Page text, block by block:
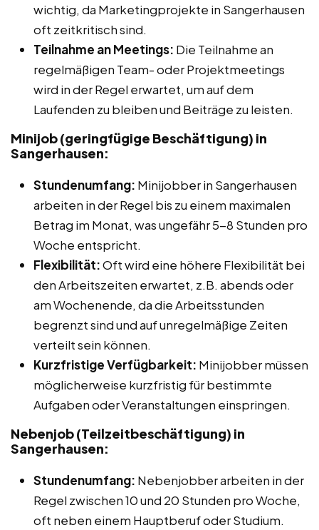
wichtig, da Marketingprojekte in Sangerhausen
oft zeitkritisch sind.
Teilnahme an Meetings: Die Teilnahme an
regelmäßigen Team- oder Projektmeetings
wird in der Regel erwartet, um auf dem
Laufenden zu bleiben und Beiträge zu leisten.
Minijob (geringfügige Beschäftigung) in
Sangerhausen:
Stundenumfang: Minijobber in Sangerhausen
arbeiten in der Regel bis zu einem maximalen
Betrag im Monat, was ungefähr 5-8 Stunden pro
Woche entspricht.
Flexibilität:Oft wird eine höhere Flexibilität bei
den Arbeitszeiten erwartet, z.B. abends oder
am Wochenende, da die Arbeitsstunden
begrenzt sind und auf unregelmäßige Zeiten
verteilt sein können.
Kurzfristige Verfügbarkeit: Minijobber müssen
möglicherweise kurzfristig für bestimmte
Aufgaben oder Veranstaltungen einspringen.
Nebenjob (Teilzeitbeschäftigung) in
Sangerhausen:
Stundenumfang: Nebenjobber arbeiten in der
Regel zwischen 10 und 20 Stunden pro Woche,
oft neben einem Hauptberuf oder Studium.